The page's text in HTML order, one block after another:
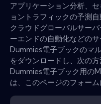
アプリケーション分析、
ョントラフィックの予測
クラウドグローバルサー
ーエンドの自動化などのサ
Dummies電子ブックのマ
をダウンロードし、次の方
Dummies電子ブック用の
は、このページのフォーム